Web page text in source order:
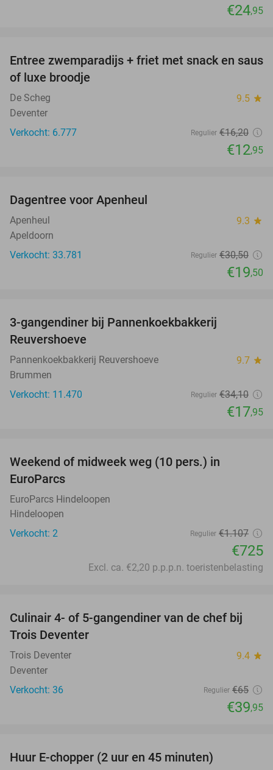
€24,95
20%
Entree zwemparadijs + friet met snack en saus
of luxe broodje
De Scheg 9.5 star
Deventer
Verkocht: 6.777
Regulier €16,20
€12,95
Dagentree voor Apenheul
Apenheul 9.3 star
Apeldoorn
Verkocht: 33.781
Regulier €30,50
€19,50
3-gangendiner bij Pannenkoekbakkerij
Reuvershoeve
Pannenkoekbakkerij Reuvershoeve 9.7 star
Brummen
Verkocht: 11.470
Regulier €34,10
€17,95
Weekend of midweek weg (10 pers.) in
EuroParcs
EuroParcs Hindeloopen
Hindeloopen
Verkocht: 2
Regulier €1.107
€725
Excl. ca. €2,20 p.p.p.n. toeristenbelasting
39%
Culinair 4- of 5-gangendiner van de chef bij
Trois Deventer
Trois Deventer 9.4 star
Deventer
Verkocht: 36
Regulier €65
€39,95
Huur E-chopper (2 uur en 45 minuten)